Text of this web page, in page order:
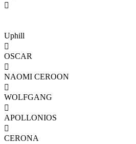

Uphill

OSCAR

NAOMI CEROON

WOLFGANG

APOLLONIOS

CERONA